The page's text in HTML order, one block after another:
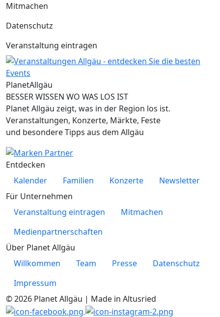
Mitmachen
Datenschutz
Veranstaltung eintragen
PlanetAllgäu
BESSER WISSEN WO WAS LOS IST
Planet Allgäu zeigt, was in der Region los ist.
Veranstaltungen, Konzerte, Märkte, Feste
und besondere Tipps aus dem Allgäu
Entdecken
Kalender
Familien Konzerte
Newsletter
Für Unternehmen
Veranstaltung eintragen
Mitmachen
Medienpartnerschaften
Über Planet Allgäu
Willkommen
Team Presse
Datenschutz
Impressum
© 2026 Planet Allgäu | Made in Altusried